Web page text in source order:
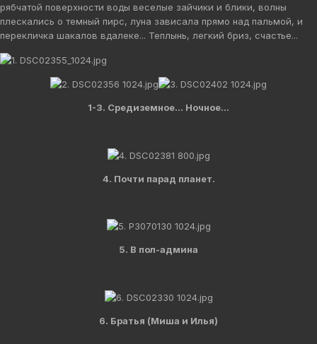
рябчатой поверхности воды веселые зайчики и блики, волны
плескались о темный пирс, луна зависала прямо над пальмой, и
перекличка шакалов вдалеке... Теплынь, легкий бриз, счастье...
1-3. Средиземное... Ночное...
4. Почти парад планет.
5. В пол-админа
6. Братья (Миша и Илья)